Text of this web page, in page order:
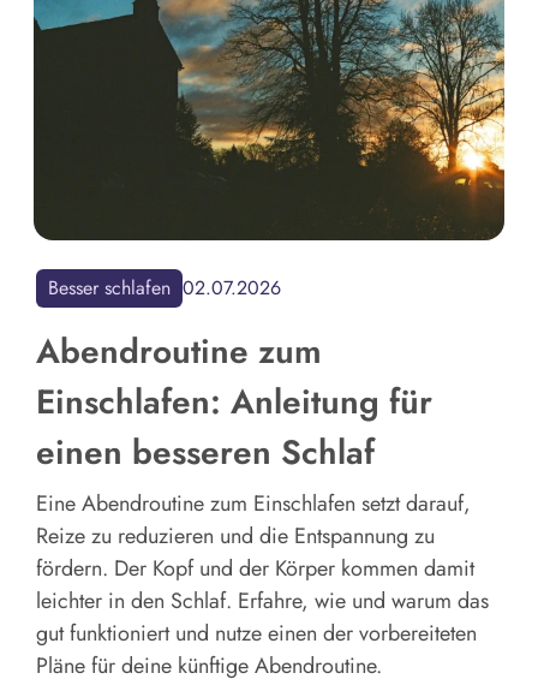
Besser schlafen 02.07.2026
Abendroutine zum
Einschlafen: Anleitung für
einen besseren Schlaf
Eine Abendroutine zum Einschlafen setzt darauf,
Reize zu reduzieren und die Entspannung zu
fördern. Der Kopf und der Körper kommen damit
leichter in den Schlaf. Erfahre, wie und warum das
gut funktioniert und nutze einen der vorbereiteten
Pläne für deine künftige Abendroutine.